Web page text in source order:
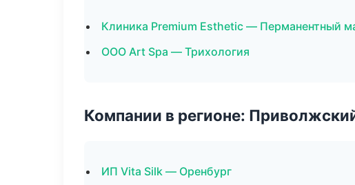
Клиника Premium Esthetic — Перманентный
ООО Art Spa — Трихология
Компании в регионе:
ИП Vita Silk — Оренбург